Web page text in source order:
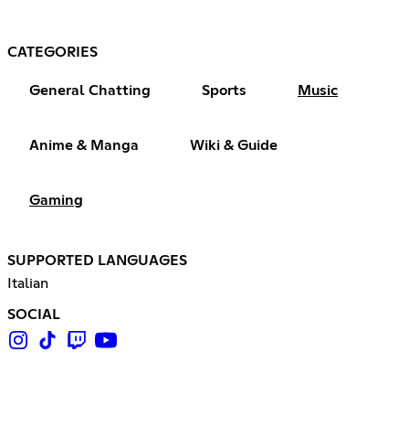
CATEGORIES
General Chatting Sports Music
Anime & Manga Wiki & Guide
Gaming
SUPPORTED LANGUAGES
Italian
SOCIAL